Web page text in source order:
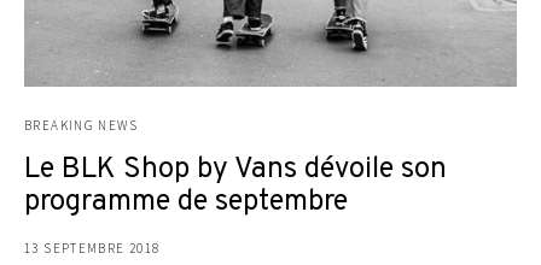
BREAKING NEWS
Le BLK Shop by Vans dévoile son
programme de septembre
13 SEPTEMBRE 2018